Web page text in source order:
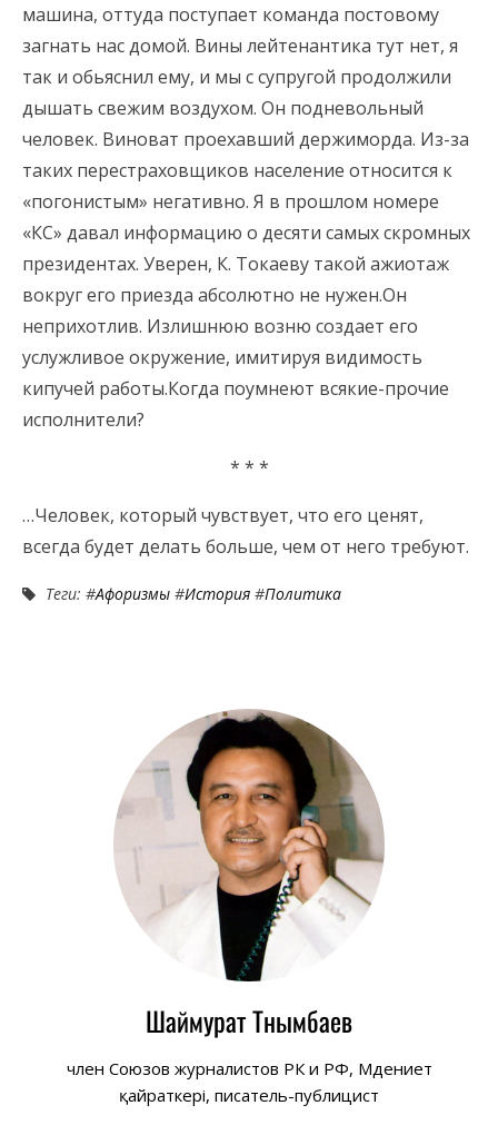
машина, оттуда поступает команда постовому
загнать нас домой. Вины лейтенантика тут нет, я
так и обьяснил ему, и мы с супругой продолжили
дышать свежим воздухом. Он подневольный
человек. Виноват проехавший держиморда. Из-за
таких перестраховщиков население относится к
«погонистым» негативно. Я в прошлом номере
«КС» давал информацию о десяти самых скромных
президентах. Уверен, К. Токаеву такой ажиотаж
вокруг его приезда абсолютно не нужен.Он
неприхотлив. Излишнюю возню создает его
услужливое окружение, имитируя видимость
кипучей работы.Когда поумнеют всякие-прочие
исполнители?
* * *
…Человек, который чувствует, что его ценят,
всегда будет делать больше, чем от него требуют.
Теги: #Афоризмы #История #Политика
Шаймурат Тнымбаев
член Союзов журналистов РК и РФ, Мәдениет
қайраткері, писатель-публицист